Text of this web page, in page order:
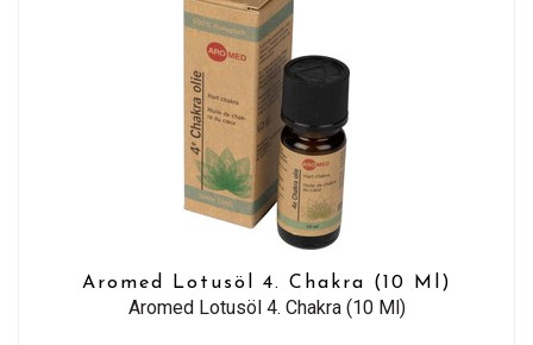
Aromed Lotusöl 4. Chakra (10 Ml)
Aromed Lotusöl 4. Chakra (10 Ml)